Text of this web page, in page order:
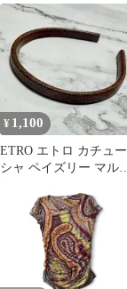
ック メンズ イタリア
¥ 1,100
ETRO エトロ カチュー
シャ ペイズリー マルチ